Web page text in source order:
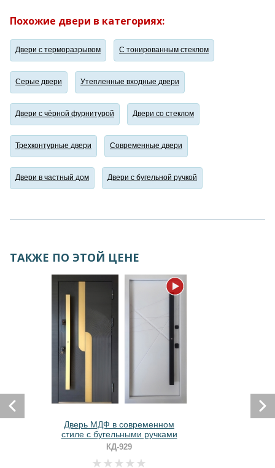
Похожие двери в категориях:
Двери с терморазрывом С тонированным стеклом
Серые двери Утепленные входные двери
Двери с чёрной фурнитурой Двери со стеклом
Трехконтурные двери Современные двери
Двери в частный дом Двери с бугельной ручкой
ТАКЖЕ ПО ЭТОЙ ЦЕНЕ
Дверь МДФ в современном
стиле с бугельными ручками
КД-929